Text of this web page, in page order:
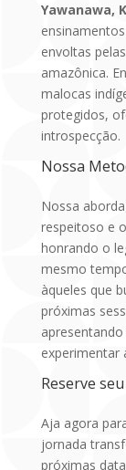
Yawanawa,
envoltas
amazônica.
malocas
protegidos,
introspecção.
Nossa
Nossa
respeitoso e
honrando o
mesmo
àqueles que
próximas
experimentar
Reserve
Aja agora
jornada
próximas